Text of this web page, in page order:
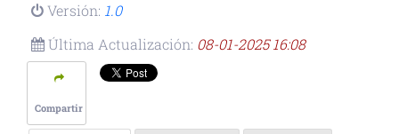
Versión: 1.0
Última Actualización: 08-01-2025 16:08
Compartir